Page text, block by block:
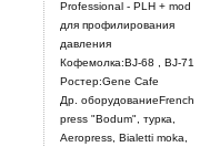
Professional - PLH + mod
для профилирования
давления
Кофемолка:BJ-68 , BJ-71
Ростер:Gene Cafe
Др. оборудованиеFrench
press "Bodum", турка,
Aeropress, Bialetti moka,